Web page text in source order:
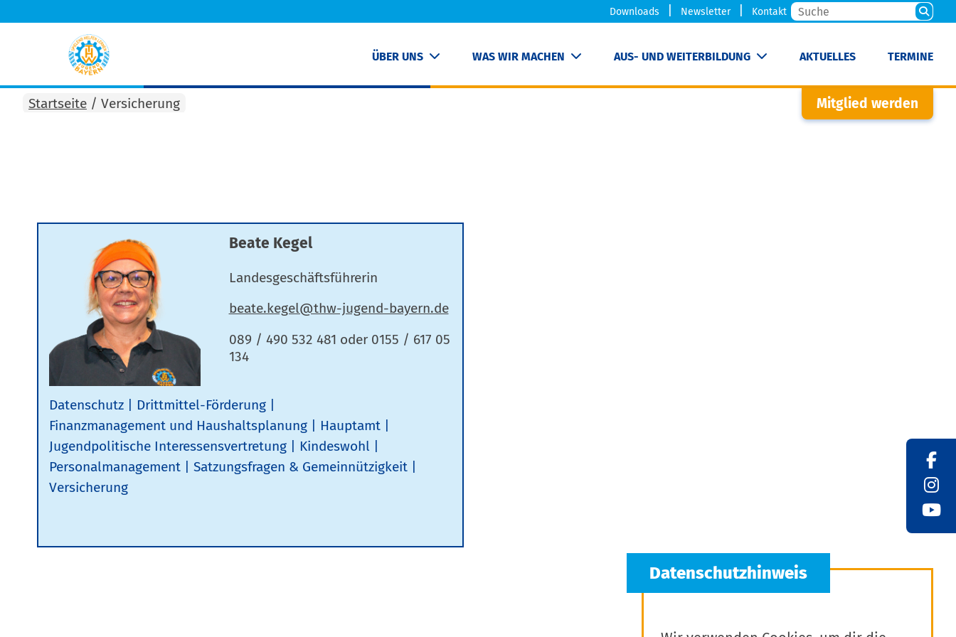
Downloads Newsletter Kontakt
ÜBER UNS WAS WIR MACHEN AUS- UND WEITERBILDUNG AKTUELLES TERMINE
Mitglied werden
Startseite / Versicherung
Beate Kegel
Landesgeschäftsführerin
089 / 490 532 481 oder 0155 / 617 05
134
Datenschutz
Drittmittel-Förderung
Finanzmanagement und Haushaltsplanung
Hauptamt
Jugendpolitische Interessensvertretung
Kindeswohl
Personalmanagement
Satzungsfragen & Gemeinnützigkeit
Versicherung